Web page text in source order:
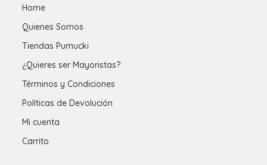
Home
Quienes Somos
Tiendas Pumucki
¿Quieres ser Mayoristas?
Términos y Condiciones
Políticas de Devolución
Mi cuenta
Carrito